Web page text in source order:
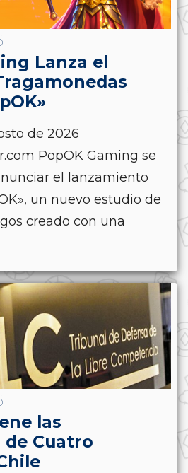
Lanza el
de 2026
PopOK Gaming se
el lanzamiento
un nuevo estudio de
creado con una
las
Cuatro